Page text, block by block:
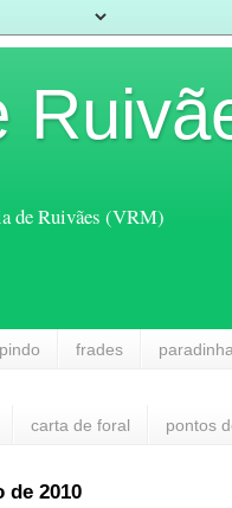
de Ruivães (VRM)
frades
carta de foral pontos
de 2010